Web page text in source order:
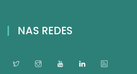
NAS REDES